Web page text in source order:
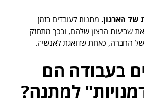
של הארגון. מתנות לעובדים בזמן
את שביעות הרצון שלהם, ובכך מתחזק
של החברה, כאחת שדואגת לאנשיה.
בעבודה הם
למתנה?